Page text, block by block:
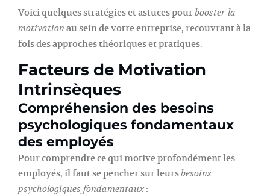
Voici quelques stratégies et astuces pourbooster la
motivation au sein de votre entreprise, recouvrant à la
fois des approches théoriques et pratiques.
Facteurs de Motivation
Intrinsèques
Compréhension des besoins
psychologiques fondamentaux
des employés
Pour comprendre ce qui motive profondément les
employés, il faut se pencher sur leursbesoins
psychologiques fondamentaux: